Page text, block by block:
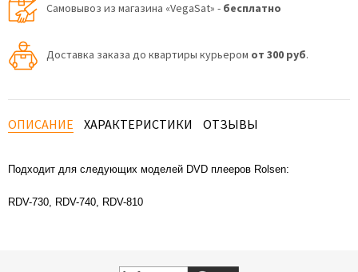
Самовывоз из магазина «VegaSat» - бесплатно
Доставка заказа до квартиры курьером от 300 руб.
ОПИСАНИЕ ХАРАКТЕРИСТИКИ ОТЗЫВЫ
Подходит для следующих моделей DVD плееров Rolsen:
RDV-730, RDV-740, RDV-810